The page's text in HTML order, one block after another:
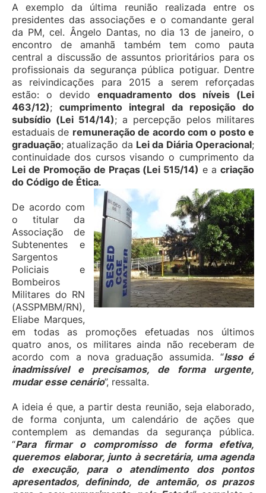
A exemplo da última reunião realizada entre os
presidentes das associações e o comandante geral
da PM, cel. Ângelo Dantas, no dia 13 de janeiro, o
encontro de amanhã também tem como pauta
central a discussão de assuntos prioritários para os
profissionais da segurança pública potiguar. Dentre
as reivindicações para 2015 a serem reforçadas
estão: o devido enquadramento dos níveis (Lei
463/12);cumprimento integral da reposição do
subsídio (Lei 514/14); a percepção pelos militares
estaduais de remuneração de acordo com o posto e
graduação; atualização da Lei da Diária Operacional;
continuidade dos cursos visando o cumprimento da
Lei de Promoção de Praças (Lei 515/14) e acriação
do Código de Ética.
De acordo com
o titular da
Associação de
Subtenentes e
Sargentos
Policiais e
Bombeiros
Militares do RN
(ASSPMBM/RN),
Eliabe Marques,
em todas as promoções efetuadas nos últimos
quatro anos, os militares ainda não receberam de
acordo com a nova graduação assumida. “Isso é
inadmissível e precisamos, de forma urgente,
mudar esse cenário”, ressalta.
A ideia é que, a partir desta reunião, seja elaborado,
de forma conjunta, um calendário de ações que
contemplem as demandas da segurança pública.
“Para firmar o compromisso de forma efetiva,
queremos elaborar, junto à secretária, uma agenda
de execução, para o atendimento dos pontos
apresentados, definindo, de antemão, os prazos